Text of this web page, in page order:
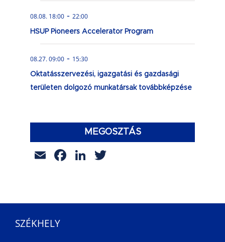
08.08. 18:00 - 22:00
HSUP Pioneers Accelerator Program
08.27. 09:00 - 15:30
Oktatásszervezési, igazgatási és gazdasági
területen dolgozó munkatársak továbbképzése
MEGOSZTÁS
EmailFacebook
LinkedIn
SZÉKHELY